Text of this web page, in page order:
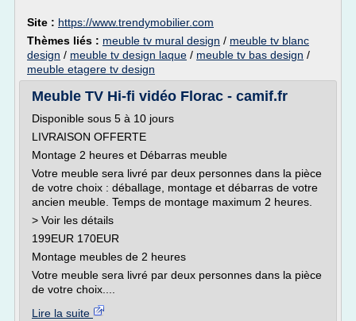
Site : https://www.trendymobilier.com
Thèmes liés : meuble tv mural design / meuble tv blanc
design / meuble tv design laque / meuble tv bas design /
meuble etagere tv design
Meuble TV Hi-fi vidéo Florac - camif.fr
Disponible sous 5 à 10 jours
LIVRAISON OFFERTE
Montage 2 heures et Débarras meuble
Votre meuble sera livré par deux personnes dans la pièce
de votre choix : déballage, montage et débarras de votre
ancien meuble. Temps de montage maximum 2 heures.
> Voir les détails
199EUR 170EUR
Montage meubles de 2 heures
Votre meuble sera livré par deux personnes dans la pièce
de votre choix....
Lire la suite